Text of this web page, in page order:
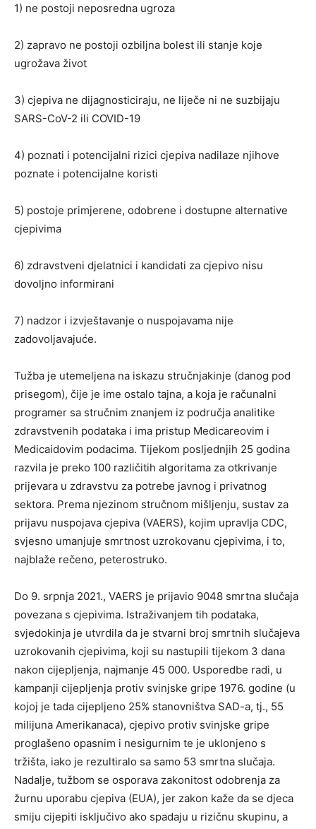
1) ne postoji neposredna ugroza
2) zapravo ne postoji ozbiljna bolest ili stanje koje
ugrožava život
3) cjepiva ne dijagnosticiraju, ne liječe ni ne suzbijaju
SARS-CoV-2 ili COVID-19
4) poznati i potencijalni rizici cjepiva nadilaze njihove
poznate i potencijalne koristi
5) postoje primjerene, odobrene i dostupne alternative
cjepivima
6) zdravstveni djelatnici i kandidati za cjepivo nisu
dovoljno informirani
7) nadzor i izvještavanje o nuspojavama nije
zadovoljavajuće.
Tužba je utemeljena na iskazu stručnjakinje (danog pod
prisegom), čije je ime ostalo tajna, a koja je računalni
programer sa stručnim znanjem iz područja analitike
zdravstvenih podataka i ima pristup Medicareovim i
Medicaidovim podacima. Tijekom posljednjih 25 godina
razvila je preko 100 različitih algoritama za otkrivanje
prijevara u zdravstvu za potrebe javnog i privatnog
sektora. Prema njezinom stručnom mišljenju, sustav za
prijavu nuspojava cjepiva (VAERS), kojim upravlja CDC,
svjesno umanjuje smrtnost uzrokovanu cjepivima, i to,
najblaže rečeno, peterostruko.
Do 9. srpnja 2021., VAERS je prijavio 9048 smrtna slučaja
povezana s cjepivima. Istraživanjem tih podataka,
svjedokinja je utvrdila da je stvarni broj smrtnih slučajeva
uzrokovanih cjepivima, koji su nastupili tijekom 3 dana
nakon cijepljenja, najmanje 45 000. Usporedbe radi, u
kampanji cijepljenja protiv svinjske gripe 1976. godine (u
kojoj je tada cijepljeno 25% stanovništva SAD-a, tj., 55
milijuna Amerikanaca), cjepivo protiv svinjske gripe
proglašeno opasnim i nesigurnim te je uklonjeno s
tržišta, iako je rezultiralo sa samo 53 smrtna slučaja.
Nadalje, tužbom se osporava zakonitost odobrenja za
žurnu uporabu cjepiva (EUA), jer zakon kaže da se djeca
smiju cijepiti isključivo ako spadaju u rizičnu skupinu, a